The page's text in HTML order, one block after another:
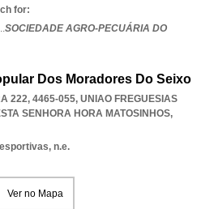
for:
SOCIEDADE AGRO-PECUÁRIA DO
Dos Moradores Do Seixo
222, 4465-055, UNIAO FREGUESIAS
SENHORA HORA MATOSINHOS,
n.e.
Ver no Mapa